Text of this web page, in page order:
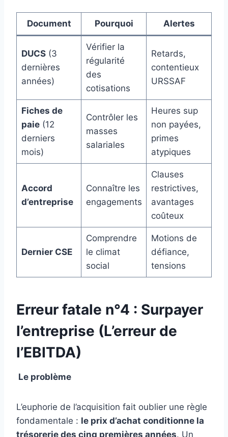
Document Pourquoi Alertes
DUCS(3
dernières
années)
Vérifier la
régularité
des
cotisations
Retards,
contentieux
URSSAF
Fiches de
paie(12
derniers
mois)
Contrôler les
masses
salariales
Heures sup
non payées,
primes
atypiques
Accord
d’entreprise
Connaître les
engagements
Clauses
restrictives,
avantages
coûteux
Dernier CSE
Comprendre
le climat
social
Motions de
défiance,
tensions
Erreur fatale n°4 : Surpayer
l’entreprise (L’erreur de
l’EBITDA)
Le problème
L’euphorie de l’acquisition fait oublier une règle
fondamentale : le prix d’achat conditionne la
trésorerie des cinq premières années. Un